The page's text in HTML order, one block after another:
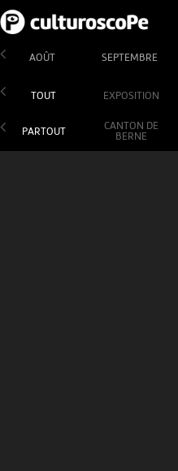
AOÛT SEPTEMBRE
TOUT EXPOSITION
PARTOUT
CANTON DE
BERNE